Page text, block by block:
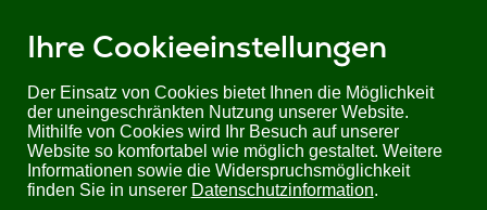
Ihre Cookieeinstellungen
Der Einsatz von Cookies bietet Ihnen die Möglichkeit
der uneingeschränkten Nutzung unserer Website.
Mithilfe von Cookies wird Ihr Besuch auf unserer
Website so komfortabel wie möglich gestaltet. Weitere
Informationen sowie die Widerspruchsmöglichkeit
finden Sie in unserer Datenschutzinformation.
Sie befinden sich hier:Startseite Produkte KVM
TFT Schubladen
TFT Schubladen | ohne KVM Switch
mit 19'' LCD
TFT Konsole CL6700 DVI LCD von Aten